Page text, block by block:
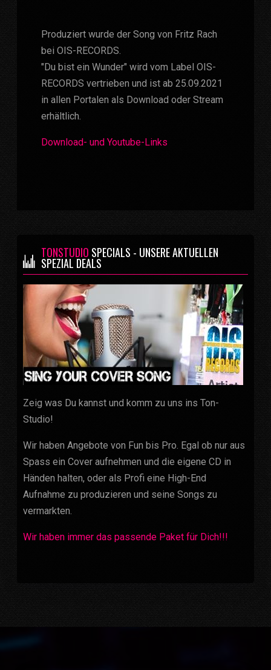
Produziert wurde der Song von Fritz Rach
bei OIS-RECORDS.
"Du bist ein Wunder" wird vom Label OIS-
RECORDS vertrieben und ist ab 25.09.2021
in allen Portalen als Download oder Stream
erhältlich.
Download- und Youtube-Links
TONSTUDIO SPECIALS - UNSERE AKTUELLEN
SPEZIAL DEALS
Zeig was Du kannst und komm zu uns ins Ton-
Studio!
Wir haben Angebote von Fun bis Pro. Egal ob nur aus
Spass ein Cover aufnehmen und die eigene CD in
Händen halten, oder als Profi eine High-End
Aufnahme zu produzieren und seine Songs zu
vermarkten.
Wir haben immer das passende Paket für Dich!!!